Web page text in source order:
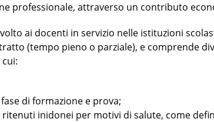
professionale, attraverso un contributo
ai docenti in servizio nelle istituzioni
(tempo pieno o parziale), e comprende
di formazione e prova;
ritenuti inidonei per motivi di salute, come